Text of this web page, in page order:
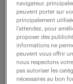
28 000 - 38
Ce poste, basé
vite, pour une
(sauf
annuelle est à
navigateur,
peuvent porter sur
principalement
l’attendez, pour
proposer des
informations ne
peuvent vous offrir
nous respectons
pas autoriser les
nécessaires au bon